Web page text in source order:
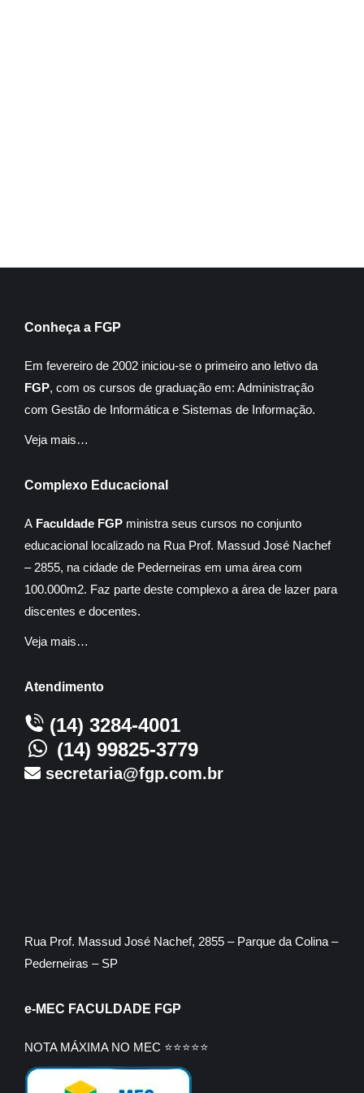
Conheça a FGP
Em fevereiro de 2002 iniciou-se o primeiro ano letivo da
FGP, com os cursos de graduação em: Administração
com Gestão de Informática e Sistemas de Informação.
Veja mais…
Complexo Educacional
A Faculdade FGP ministra seus cursos no conjunto
educacional localizado na Rua Prof. Massud José Nachef
– 2855, na cidade de Pederneiras em uma área com
100.000m2. Faz parte deste complexo a área de lazer para
discentes e docentes.
Veja mais…
Atendimento
(14) 3284-4001
(14) 99825-3779
secretaria@fgp.com.br
Rua Prof. Massud José Nachef, 2855 – Parque da Colina –
Pederneiras – SP
e-MEC FACULDADE FGP
NOTA MÁXIMA NO MEC ⭐⭐⭐⭐⭐